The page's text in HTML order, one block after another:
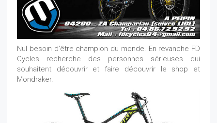
Nul besoin d’être champion du monde. En revanche FD
Cycles recherche des personnes sérieuses qui
souhaitent découvrir et faire découvrir le shop et
Mondraker.